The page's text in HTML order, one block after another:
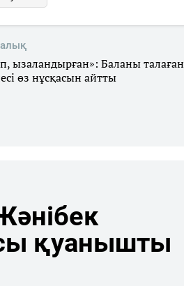
ызаландырған»: Баланы талаған
өз нұсқасын айтты
қуанышты